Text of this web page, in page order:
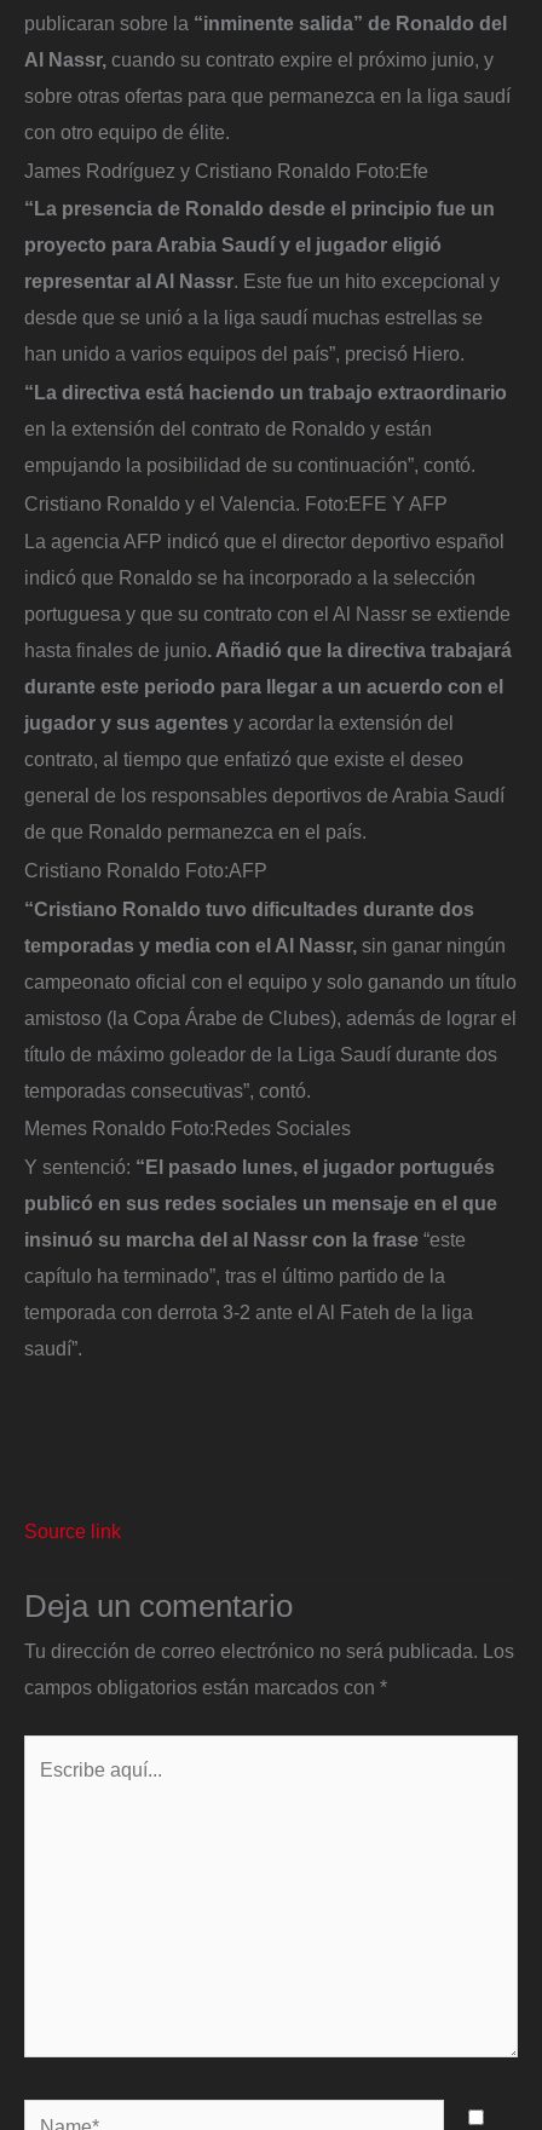
publicaran sobre la “inminente salida” de Ronaldo del
Al Nassr, cuando su contrato expire el próximo junio, y
sobre otras ofertas para que permanezca en la liga saudí
con otro equipo de élite.
James Rodríguez y Cristiano Ronaldo Foto:Efe
“La presencia de Ronaldo desde el principio fue un
proyecto para Arabia Saudí y el jugador eligió
representar al Al Nassr. Este fue un hito excepcional y
desde que se unió a la liga saudí muchas estrellas se
han unido a varios equipos del país”, precisó Hiero.
“La directiva está haciendo un trabajo extraordinario
en la extensión del contrato de Ronaldo y están
empujando la posibilidad de su continuación”, contó.
Cristiano Ronaldo y el Valencia. Foto:EFE Y AFP
La agencia AFP indicó que el director deportivo español
indicó que Ronaldo se ha incorporado a la selección
portuguesa y que su contrato con el Al Nassr se extiende
hasta finales de junio. Añadió que la directiva trabajará
durante este periodo para llegar a un acuerdo con el
jugador y sus agentes y acordar la extensión del
contrato, al tiempo que enfatizó que existe el deseo
general de los responsables deportivos de Arabia Saudí
de que Ronaldo permanezca en el país.
Cristiano Ronaldo Foto:AFP
“Cristiano Ronaldo tuvo dificultades durante dos
temporadas y media con el Al Nassr, sin ganar ningún
campeonato oficial con el equipo y solo ganando un título
amistoso (la Copa Árabe de Clubes), además de lograr el
título de máximo goleador de la Liga Saudí durante dos
temporadas consecutivas”, contó.
Memes Ronaldo Foto:Redes Sociales
Y sentenció: “El pasado lunes, el jugador portugués
publicó en sus redes sociales un mensaje en el que
insinuó su marcha del al Nassr con la frase “este
capítulo ha terminado”, tras el último partido de la
temporada con derrota 3-2 ante el Al Fateh de la liga
saudí”.
Source link
Deja un comentario
Tu dirección de correo electrónico no será publicada. Los
campos obligatorios están marcados con *
Name*